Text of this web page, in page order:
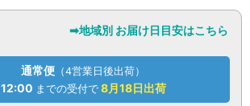
➡地域別 お届け日目安はこちら
通常便 （4営業日後出荷）
12:00 までの受付で 8月18日出荷